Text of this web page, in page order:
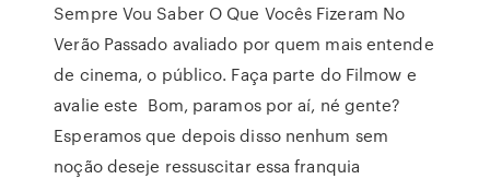
Sempre Vou Saber O Que Vocês Fizeram No
Verão Passado avaliado por quem mais entende
de cinema, o público. Faça parte do Filmow e
avalie este Bom, paramos por aí, né gente?
Esperamos que depois disso nenhum sem
noção deseje ressuscitar essa franquia